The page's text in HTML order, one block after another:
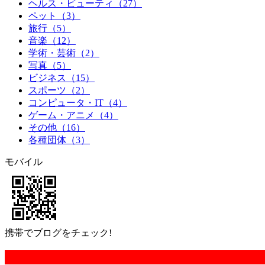
ヘルス・ビューティ
（27）
ペット
（3）
旅行 （5）
音楽 （12）
学術・芸術 （2）
写真 （5）
ビジネス
（15）
スポーツ （2）
コンピュータ・IT （4）
ゲーム・アニメ
（4）
その他 （16）
各種団体 （3）
モバイル
携帯でブログをチェック!